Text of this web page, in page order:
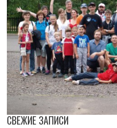
СВЕЖИЕ ЗАПИСИ